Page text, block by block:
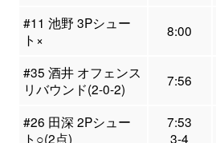
#11 池野 3Pシュー
ト×
8:00
#35 酒井 オフェンス
リバウンド(2-0-2)
7:56
#26 田深 2Pシュー
ト○(2点)
7:53
3-4